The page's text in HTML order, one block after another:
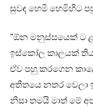
සුවඳ හෙමි හෙමිහිට
“ඕන මනුස්සයෙක් ට
ඉස්කෝල කාලයක්
ඒව පහු කරගෙන
අතීතයෙ නතර වෙලා
නිසා තමයි මාත් මේ